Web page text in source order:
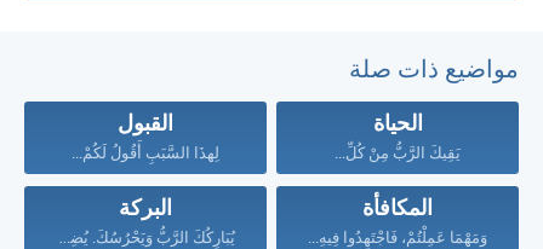
مواضيع ذات صلة
الحياة
يَقِيكَ الرَّبُّ مِنْ كُلِّ...
القبول
لِهذَا السَّبَبِ أَقُولُ لَكُمْ...
المكافأة
وَمَهْمَا عَمِلْتُمْ، فَاجْتَهِدُوا فِيهِ...
البركة
يُبَارِكُكَ الرَّبُّ وَيَحْرُسُكَ. يُضِيءُ...